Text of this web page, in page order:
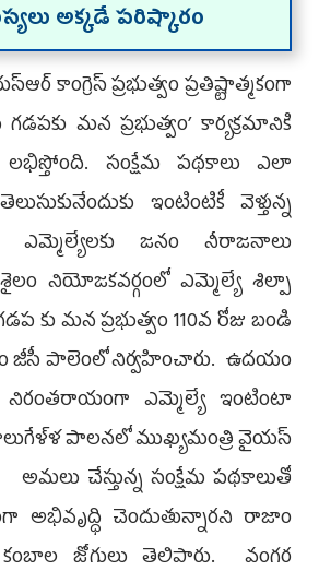
అక్క‌డే ప‌రిష్కారం
కాంగ్రెస్ ప్రభుత్వం ప్రతిష్టాత్మకంగా
మన ప్రభుత్వం’ కార్యక్రమానికి
లభిస్తోంది. సంక్షేమ పథకాలు ఎలా
ఇంటింటికీ వెళ్తున్న
జనం నీరాజనాలు
నియోజ‌క‌వ‌ర్గంలో ఎమ్మెల్యే శిల్పా
కు మన ప్రభుత్వం 110వ రోజు బండి
జీసీ పాలెంలో నిర్వ‌హించారు. ఉదయం
నిరంతరాయంగా ఎమ్మెల్యే ఇంటింటా
పాలనలో ముఖ్యమంత్రి వైయ‌స్
చేస్తున్న సంక్షేమ పథకాలుతో
అభివృద్ధి చెందుతున్నారని రాజాం
కంబాల జోగులు తెలిపారు. వంగర